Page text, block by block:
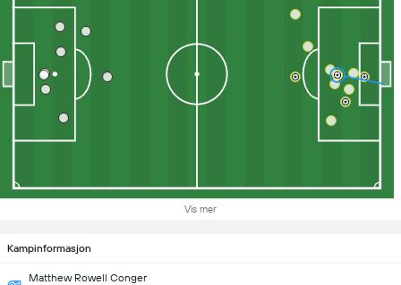
Vis mer
Kampinformasjon
Matthew Rowell Conger